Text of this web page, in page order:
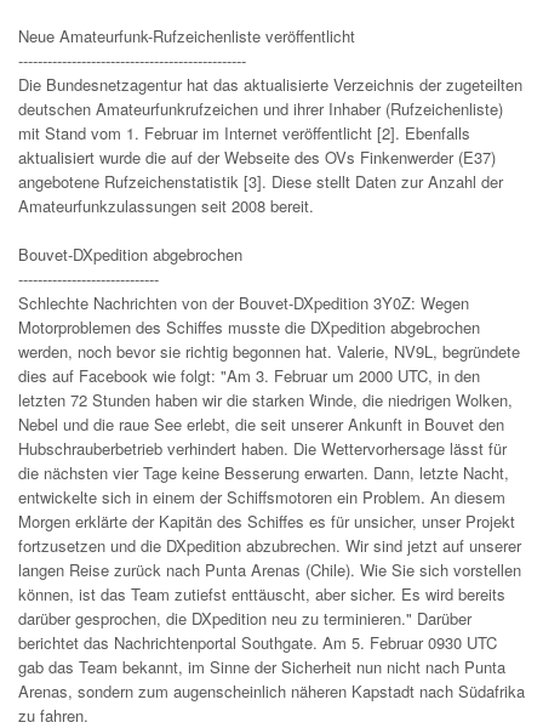
Neue Amateurfunk-Rufzeichenliste veröffentlicht
-----------------------------------------------
Die Bundesnetzagentur hat das aktualisierte Verzeichnis der zugeteilten
deutschen Amateurfunkrufzeichen und ihrer Inhaber (Rufzeichenliste)
mit Stand vom 1. Februar im Internet veröffentlicht [2]. Ebenfalls
aktualisiert wurde die auf der Webseite des OVs Finkenwerder (E37)
angebotene Rufzeichenstatistik [3]. Diese stellt Daten zur Anzahl der
Amateurfunkzulassungen seit 2008 bereit.
Bouvet-DXpedition abgebrochen
-----------------------------
Schlechte Nachrichten von der Bouvet-DXpedition 3Y0Z: Wegen
Motorproblemen des Schiffes musste die DXpedition abgebrochen
werden, noch bevor sie richtig begonnen hat. Valerie, NV9L, begründete
dies auf Facebook wie folgt: "Am 3. Februar um 2000 UTC, in den
letzten 72 Stunden haben wir die starken Winde, die niedrigen Wolken,
Nebel und die raue See erlebt, die seit unserer Ankunft in Bouvet den
Hubschrauberbetrieb verhindert haben. Die Wettervorhersage lässt für
die nächsten vier Tage keine Besserung erwarten. Dann, letzte Nacht,
entwickelte sich in einem der Schiffsmotoren ein Problem. An diesem
Morgen erklärte der Kapitän des Schiffes es für unsicher, unser Projekt
fortzusetzen und die DXpedition abzubrechen. Wir sind jetzt auf unserer
langen Reise zurück nach Punta Arenas (Chile). Wie Sie sich vorstellen
können, ist das Team zutiefst enttäuscht, aber sicher. Es wird bereits
darüber gesprochen, die DXpedition neu zu terminieren." Darüber
berichtet das Nachrichtenportal Southgate. Am 5. Februar 0930 UTC
gab das Team bekannt, im Sinne der Sicherheit nun nicht nach Punta
Arenas, sondern zum augenscheinlich näheren Kapstadt nach Südafrika
zu fahren.